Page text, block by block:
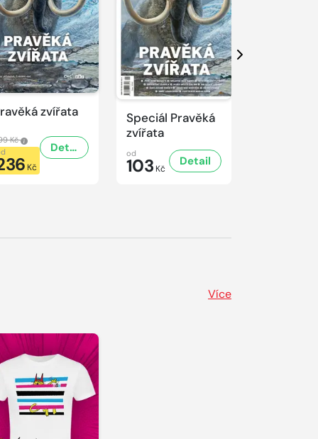
zvířata
Kč
Kč
Detail
Speciál Pravěká
zvířata
od
103 Kč
Detail
Další
Více